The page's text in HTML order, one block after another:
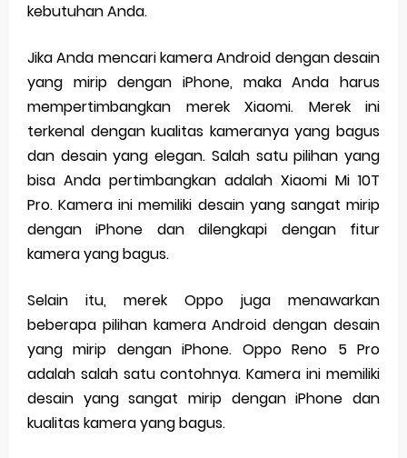
kebutuhan Anda.
Jika Anda mencari kamera Android dengan desain
yang mirip dengan iPhone, maka Anda harus
mempertimbangkan merek Xiaomi. Merek ini
terkenal dengan kualitas kameranya yang bagus
dan desain yang elegan. Salah satu pilihan yang
bisa Anda pertimbangkan adalah Xiaomi Mi 10T
Pro. Kamera ini memiliki desain yang sangat mirip
dengan iPhone dan dilengkapi dengan fitur
kamera yang bagus.
Selain itu, merek Oppo juga menawarkan
beberapa pilihan kamera Android dengan desain
yang mirip dengan iPhone. Oppo Reno 5 Pro
adalah salah satu contohnya. Kamera ini memiliki
desain yang sangat mirip dengan iPhone dan
kualitas kamera yang bagus.